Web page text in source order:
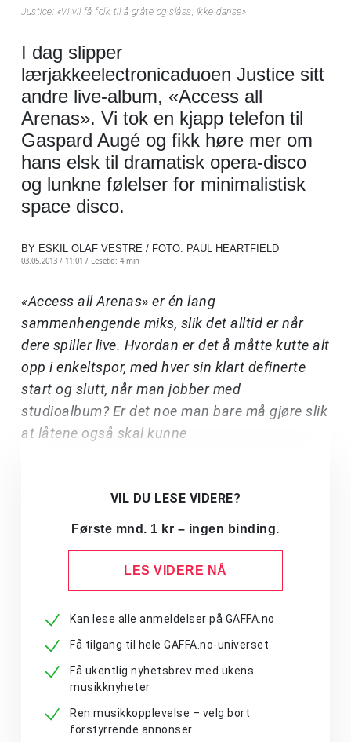
Justice: «Vi vil få folk til å gråte og slåss, ikke danse»
I dag slipper
lærjakkeelectronicaduoen Justice sitt
andre live-album, «Access all
Arenas». Vi tok en kjapp telefon til
Gaspard Augé og fikk høre mer om
hans elsk til dramatisk opera-disco
og lunkne følelser for minimalistisk
space disco.
BY ESKIL OLAF VESTRE / FOTO: PAUL HEARTFIELD
03.05.2013 / 11:01 / Lesetid: 4 min
«Access all Arenas» er én lang
sammenhengende miks, slik det alltid er når
dere spiller live. Hvordan er det å måtte kutte alt
opp i enkeltspor, med hver sin klart definerte
start og slutt, når man jobber med
studioalbum? Er det noe man bare må gjøre slik
at låtene også skal kunne
VIL DU LESE VIDERE?
Første mnd. 1 kr – ingen binding.
LES VIDERE NÅ
Kan lese alle anmeldelser på GAFFA.no
Få tilgang til hele GAFFA.no-universet
Få ukentlig nyhetsbrev med ukens
musikknyheter
Ren musikkopplevelse – velg bort
forstyrrende annonser